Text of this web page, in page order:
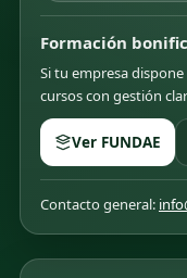
Formación
Si tu empresa
cursos con gestión
Ver FUNDAE
Contacto general: